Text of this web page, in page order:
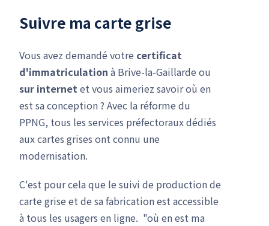
Suivre ma carte grise
Vous avez demandé votre certificat
d'immatriculation à Brive-la-Gaillarde ou
sur internetet vous aimeriez savoir où en
est sa conception ? Avec la réforme du
PPNG, tous les services préfectoraux dédiés
aux cartes grises ont connu une
modernisation.
C'est pour cela que le suivi de production de
carte grise et de sa fabrication est accessible
à tous les usagers en ligne. "où en est ma